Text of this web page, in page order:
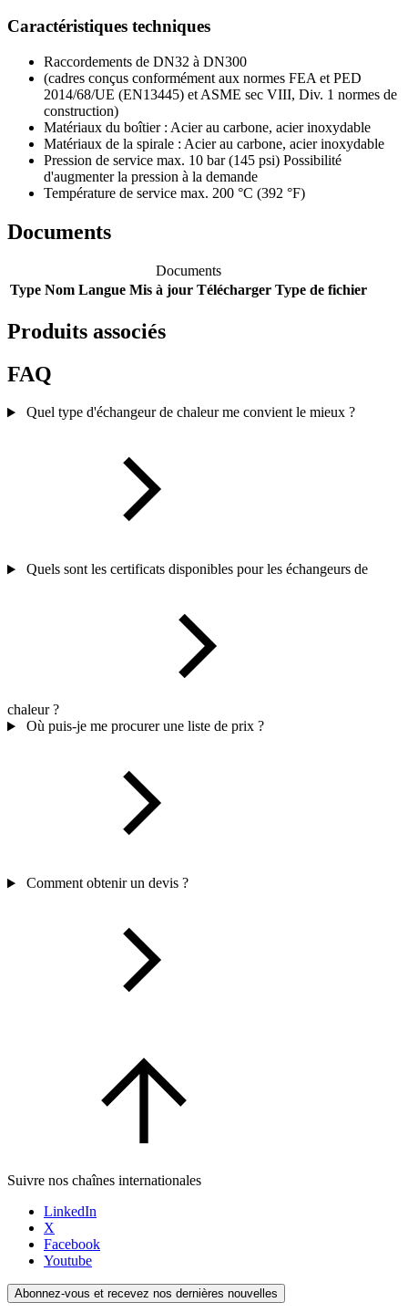
Caractéristiques techniques
Raccordements de DN32 à DN300
(cadres conçus conformément aux normes FEA et PED
2014/68/UE (EN13445) et ASME sec VIII, Div. 1 normes de
construction)
Matériaux du boîtier : Acier au carbone, acier inoxydable
Matériaux de la spirale : Acier au carbone, acier inoxydable
Pression de service max. 10 bar (145 psi) Possibilité
d'augmenter la pression à la demande
Température de service max. 200 °C (392 °F)
Documents
Documents
Type Nom Langue Mis à jour Télécharger Type de fichier
Produits associés
FAQ
Quel type d'échangeur de chaleur me convient le mieux ?
Quels sont les certificats disponibles pour les échangeurs de
chaleur ?
Où puis-je me procurer une liste de prix ?
Comment obtenir un devis ?
Suivre nos chaînes internationales
LinkedIn
X
Facebook
Youtube
Abonnez-vous et recevez nos dernières nouvelles